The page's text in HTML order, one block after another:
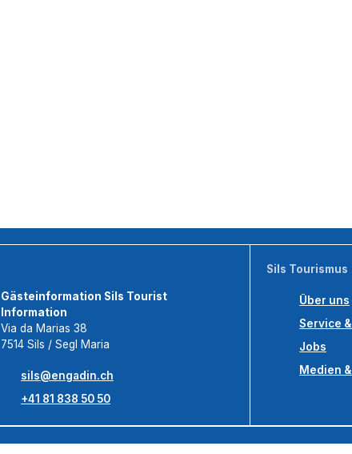
Gästeinformation Sils Tourist
Information
Via da Marias 38
7514 Sils / Segl Maria
sils@engadin.ch
+41 81 838 50 50
Sils Tourismus
Über uns
Service &
Jobs
Medien